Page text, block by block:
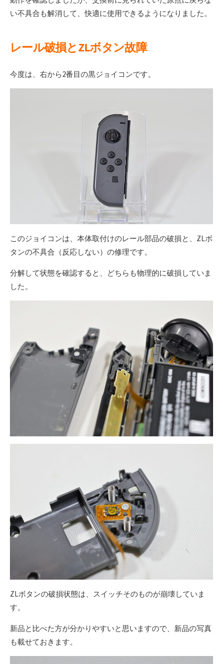
い不具合も解消して、快適に使用できるようになりました。
レール破損とZLボタン故障
今度は、右から2番目の黒ジョイコンです。
このジョイコンは、本体取付けのレール部品の破損と、ZLボ
タンの不具合（反応しない）の修理です。
分解して状態を確認すると、どちらも物理的に破損していま
した。
ZLボタンの破損状態は、スイッチそのものが崩壊していま
す。
新品と比べた方が分かりやすいと思いますので、新品の写真
も載せておきます。